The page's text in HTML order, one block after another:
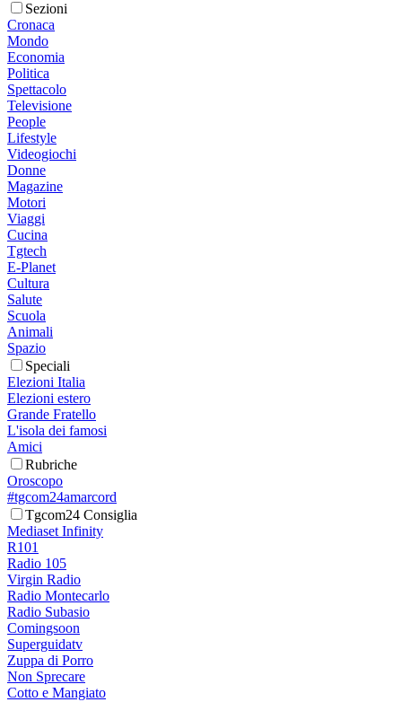
Sezioni
Cronaca
Mondo
Economia
Politica
Spettacolo
Televisione
People
Lifestyle
Videogiochi
Donne
Magazine
Motori
Viaggi
Cucina
Tgtech
E-Planet
Cultura
Salute
Scuola
Animali
Spazio
Speciali
Elezioni Italia
Elezioni estero
Grande Fratello
L'isola dei famosi
Amici
Rubriche
Oroscopo
#tgcom24amarcord
Tgcom24 Consiglia
Mediaset Infinity
R101
Radio 105
Virgin Radio
Radio Montecarlo
Radio Subasio
Comingsoon
Superguidatv
Zuppa di Porro
Non Sprecare
Cotto e Mangiato